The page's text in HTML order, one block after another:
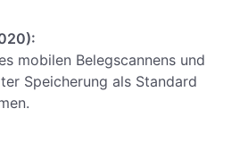
mobilen Belegscannens und
Speicherung als Standard